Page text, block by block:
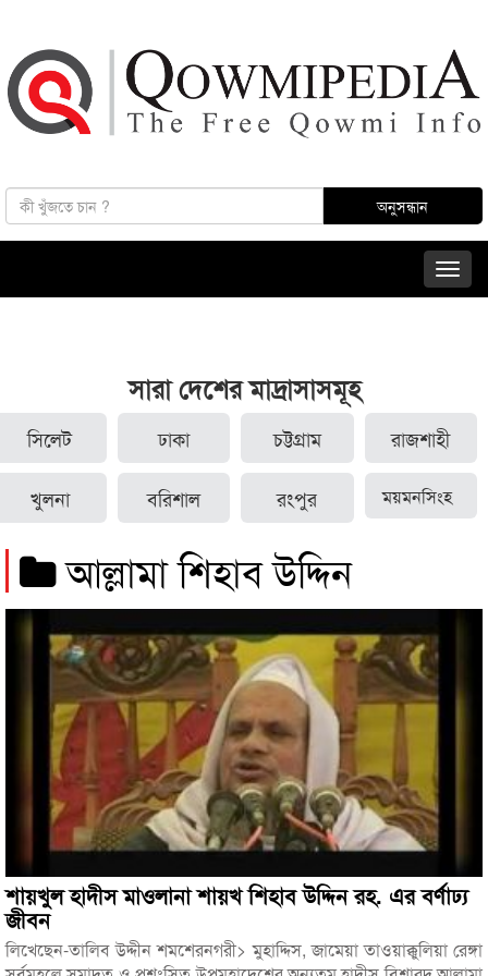
সারা দেশের মাদ্রাসাসমূহ
সিলেট ঢাকা চট্টগ্রাম রাজশাহী
খুলনা বরিশাল রংপুর ময়মনসিংহ
আল্লামা শিহাব উদ্দিন
শায়খুল হাদীস মাওলানা শায়খ শিহাব উদ্দিন রহ. এর বর্ণাঢ্য
জীবন
লিখেছেন-তালিব উদ্দীন শমশেরনগরী> মুহাদ্দিস, জামেয়া তাওয়াক্কুলিয়া রেঙ্গা